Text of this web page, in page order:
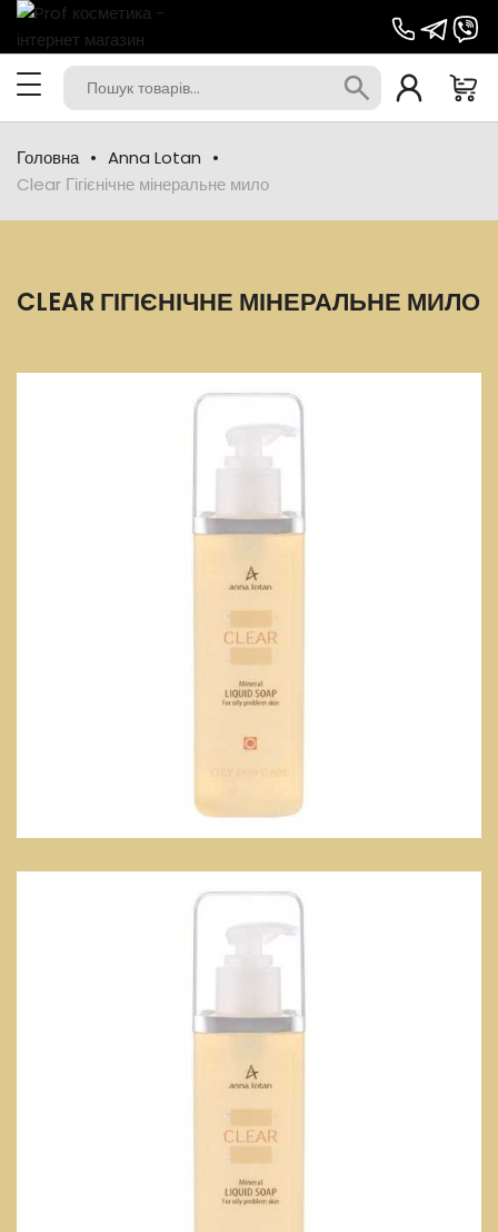
Головна
Anna Lotan
Clear Гігієнічне мінеральне мило
CLEAR ГІГІЄНІЧНЕ МІНЕРАЛЬНЕ МИЛО